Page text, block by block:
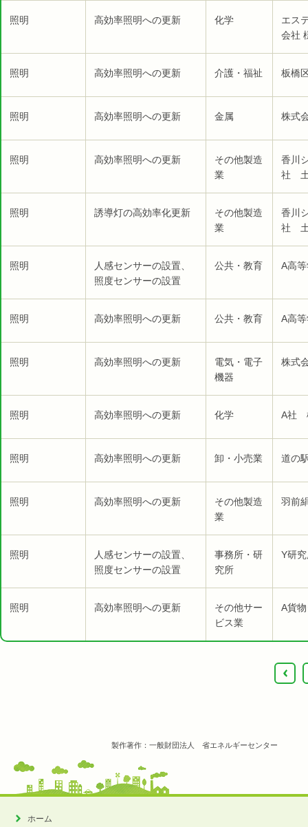
照明 高効率照明への更新 化学
エス
会社
照明 高効率照明への更新 介護・福祉 板橋
照明 高効率照明への更新 金属 株式
照明 高効率照明への更新
その他製造
業
香川
社
照明 誘導灯の高効率化更新
その他製造
業
香川
社
照明
人感センサーの設置、
照度センサーの設置
公共・教育 A高
照明 高効率照明への更新 公共・教育 A高
照明 高効率照明への更新
電気・電子
機器
株式
照明 高効率照明への更新 化学 A社
照明 高効率照明への更新 卸・小売業 道の
照明 高効率照明への更新
その他製造
業
羽前
照明
人感センサーの設置、
照度センサーの設置
事務所・研
究所
Y研
照明 高効率照明への更新
その他サー
ビス業
A貨
‹
製作著作：一般財団法人 省エネルギーセンター
ホーム